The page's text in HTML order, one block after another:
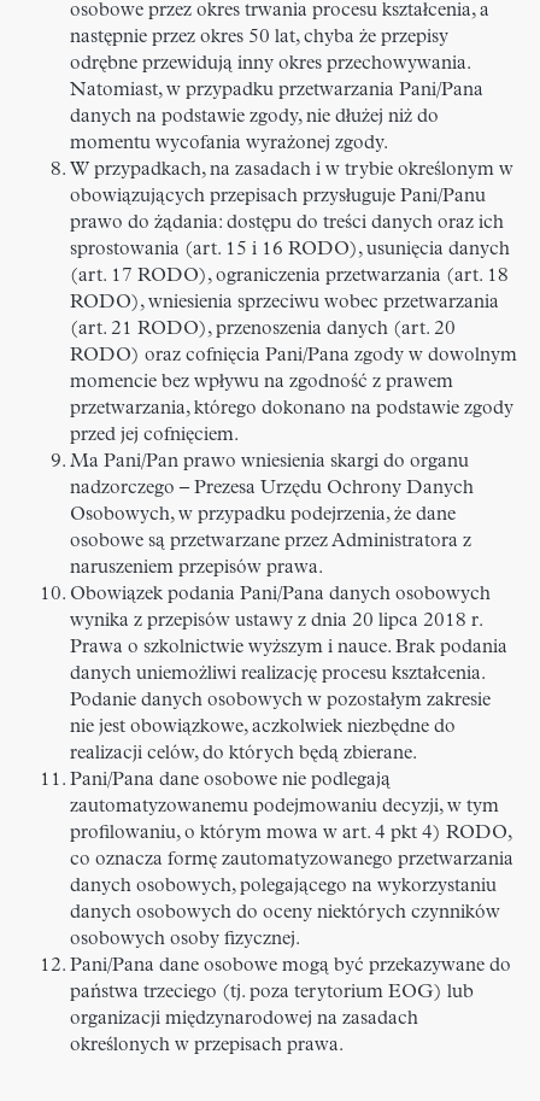
osobowe przez okres trwania procesu kształcenia, a
następnie przez okres 50 lat, chyba że przepisy
odrębne przewidują inny okres przechowywania.
Natomiast, w przypadku przetwarzania Pani/Pana
danych na podstawie zgody, nie dłużej niż do
momentu wycofania wyrażonej zgody.
W przypadkach, na zasadach i w trybie określonym w
obowiązujących przepisach przysługuje Pani/Panu
prawo do żądania: dostępu do treści danych oraz ich
sprostowania (art. 15 i 16 RODO), usunięcia danych
(art. 17 RODO), ograniczenia przetwarzania (art. 18
RODO), wniesienia sprzeciwu wobec przetwarzania
(art. 21 RODO), przenoszenia danych (art. 20
RODO) oraz cofnięcia Pani/Pana zgody w dowolnym
momencie bez wpływu na zgodność z prawem
przetwarzania, którego dokonano na podstawie zgody
przed jej cofnięciem.
Ma Pani/Pan prawo wniesienia skargi do organu
nadzorczego – Prezesa Urzędu Ochrony Danych
Osobowych, w przypadku podejrzenia, że dane
osobowe są przetwarzane przez Administratora z
naruszeniem przepisów prawa.
Obowiązek podania Pani/Pana danych osobowych
wynika z przepisów ustawy z dnia 20 lipca 2018 r.
Prawa o szkolnictwie wyższym i nauce. Brak podania
danych uniemożliwi realizację procesu kształcenia.
Podanie danych osobowych w pozostałym zakresie
nie jest obowiązkowe, aczkolwiek niezbędne do
realizacji celów, do których będą zbierane.
Pani/Pana dane osobowe nie podlegają
zautomatyzowanemu podejmowaniu decyzji, w tym
profilowaniu, o którym mowa w art. 4 pkt 4) RODO,
co oznacza formę zautomatyzowanego przetwarzania
danych osobowych, polegającego na wykorzystaniu
danych osobowych do oceny niektórych czynników
osobowych osoby fizycznej.
Pani/Pana dane osobowe mogą być przekazywane do
państwa trzeciego (tj. poza terytorium EOG) lub
organizacji międzynarodowej na zasadach
określonych w przepisach prawa.